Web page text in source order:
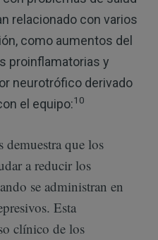
relacionado con varios
como aumentos del
proinflamatorias y
neurotrófico derivado
el equipo:10
demuestra que los
a reducir los
se administran en
Esta
clínico de los